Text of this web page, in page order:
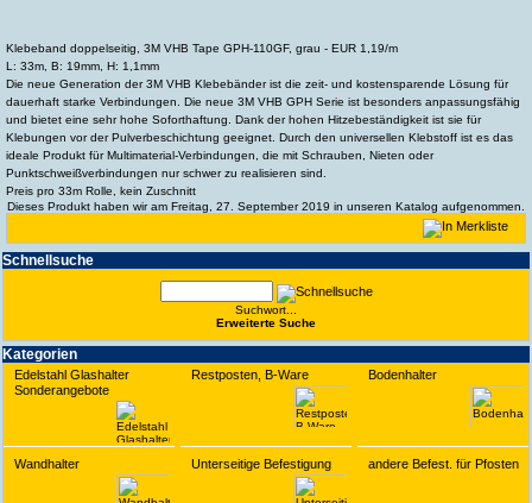
Schnell­suche
Suchwort...
Erwei­terte Suche
Kate­gorien
Edelstahl Glashalter
Sonderangebote
Restposten, B-Ware Bodenhalter
Wandhalter Unterseitige Befestigung andere Befest. für Pfosten
Klebeband doppelseitig, 3M VHB Tape GPH-110GF, grau - EUR 1,19/m
L: 33m, B: 19mm, H: 1,1mm
Die neue Generation der 3M VHB Klebebänder ist die zeit- und kostensparende Lösung für
dauerhaft starke Verbindungen. Die neue 3M VHB GPH Serie ist besonders anpassungsfähig
und bietet eine sehr hohe Soforthaftung. Dank der hohen Hitzebeständigkeit ist sie für
Klebungen vor der Pulverbeschichtung geeignet. Durch den universellen Klebstoff ist es das
ideale Produkt für Multimaterial-Verbindungen, die mit Schrauben, Nieten oder
Punktschweißverbindungen nur schwer zu realisieren sind.
Preis pro 33m Rolle, kein Zuschnitt
Dieses Produkt haben wir am Freitag, 27. September 2019 in unseren Katalog aufgenommen.